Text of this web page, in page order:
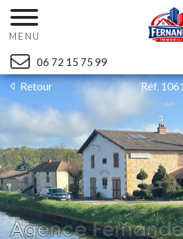
MENU
06 72 15 75 99
Retour Réf.